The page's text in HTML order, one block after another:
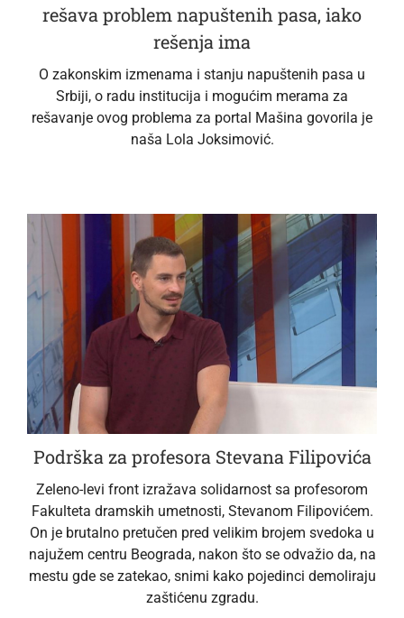
rešava problem napuštenih pasa, iako
rešenja ima
O zakonskim izmenama i stanju napuštenih pasa u
Srbiji, o radu institucija i mogućim merama za
rešavanje ovog problema za portal Mašina govorila je
naša Lola Joksimović.
Podrška za profesora Stevana Filipovića
Zeleno-levi front izražava solidarnost sa profesorom
Fakulteta dramskih umetnosti, Stevanom Filipovićem.
On je brutalno pretučen pred velikim brojem svedoka u
najužem centru Beograda, nakon što se odvažio da, na
mestu gde se zatekao, snimi kako pojedinci demoliraju
zaštićenu zgradu.